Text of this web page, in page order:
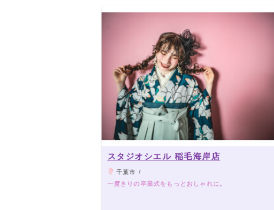
スタジオシエル 稲毛海岸店
千葉市 /
一度きりの卒業式をもっとおしゃれに。